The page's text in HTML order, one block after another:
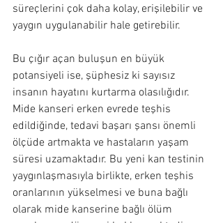
süreçlerini çok daha kolay, erişilebilir ve
yaygın uygulanabilir hale getirebilir.
Bu çığır açan buluşun en büyük
potansiyeli ise, şüphesiz ki sayısız
insanın hayatını kurtarma olasılığıdır.
Mide kanseri erken evrede teşhis
edildiğinde, tedavi başarı şansı önemli
ölçüde artmakta ve hastaların yaşam
süresi uzamaktadır. Bu yeni kan testinin
yaygınlaşmasıyla birlikte, erken teşhis
oranlarının yükselmesi ve buna bağlı
olarak mide kanserine bağlı ölüm